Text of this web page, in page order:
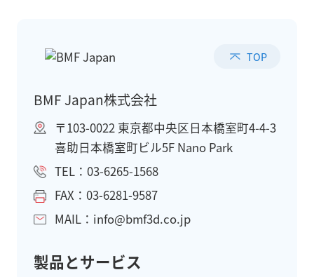
TOP
BMF Japan株式会社
〒103-0022 東京都中央区日本橋室町4-4-3
喜助日本橋室町ビル5F Nano Park
TEL：03-6265-1568
FAX：03-6281-9587
MAIL：info@bmf3d.co.jp
製品とサービス